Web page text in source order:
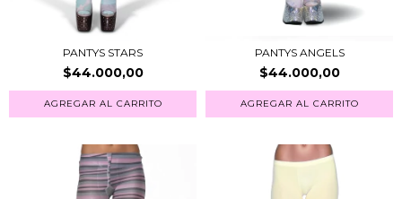
PANTYS STARS
$44.000,00
AGREGAR AL CARRITO
PANTYS ANGELS
$44.000,00
AGREGAR AL CARRITO